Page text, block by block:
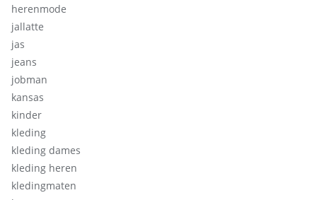
herenmode
jallatte
jas
jeans
jobman
kansas
kinder
kleding
kleding dames
kleding heren
kledingmaten